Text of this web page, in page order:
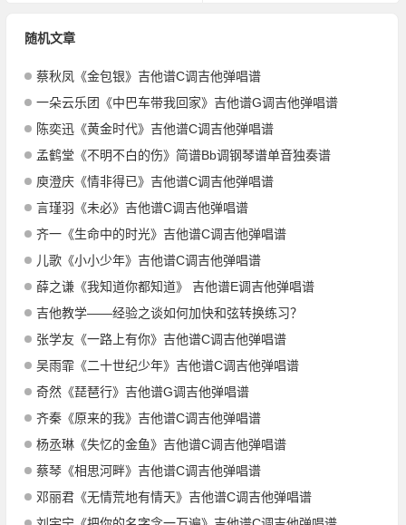
随机文章
蔡秋凤《金包银》吉他谱C调吉他弹唱谱
一朵云乐团《中巴车带我回家》吉他谱G调吉他弹唱谱
陈奕迅《黄金时代》吉他谱C调吉他弹唱谱
孟鹤堂《不明不白的伤》简谱Bb调钢琴谱单音独奏谱
庾澄庆《情非得已》吉他谱C调吉他弹唱谱
言瑾羽《未必》吉他谱C调吉他弹唱谱
齐一《生命中的时光》吉他谱C调吉他弹唱谱
儿歌《小小少年》吉他谱C调吉他弹唱谱
薛之谦《我知道你都知道》 吉他谱E调吉他弹唱谱
吉他教学——经验之谈如何加快和弦转换练习？
张学友《一路上有你》吉他谱C调吉他弹唱谱
吴雨霏《二十世纪少年》吉他谱C调吉他弹唱谱
奇然《琵琶行》吉他谱G调吉他弹唱谱
齐秦《原来的我》吉他谱C调吉他弹唱谱
杨丞琳《失忆的金鱼》吉他谱C调吉他弹唱谱
蔡琴《相思河畔》吉他谱C调吉他弹唱谱
邓丽君《无情荒地有情天》吉他谱C调吉他弹唱谱